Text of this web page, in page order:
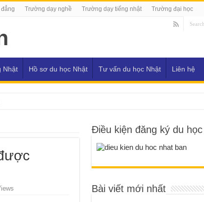
Trường dạy nghề Trường dạy tiếng nhật Trường đại học
Nhật Hồ sơ du học Nhật Tư vấn du học Nhật Liên hệ
Điều kiện đăng ký du
Bài viết mới nhất